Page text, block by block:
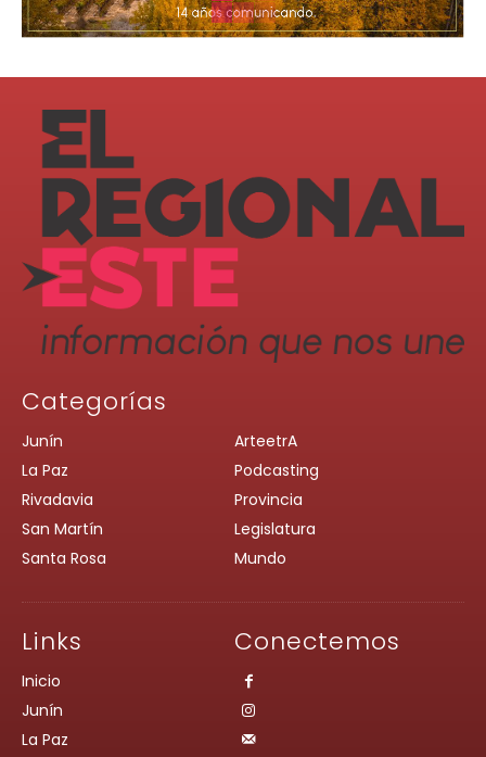
Categorías
Junín
La Paz
Rivadavia
San Martín
Santa Rosa
ArteetrA
Podcasting
Provincia
Legislatura
Mundo
Links
Inicio
Junín
La Paz
Conectemos